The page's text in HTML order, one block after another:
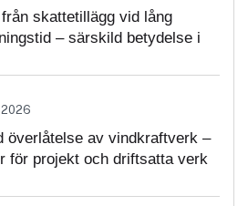
skattetillägg vid lång
– särskild betydelse i
överlåtelse av vindkraftverk –
för projekt och driftsatta verk